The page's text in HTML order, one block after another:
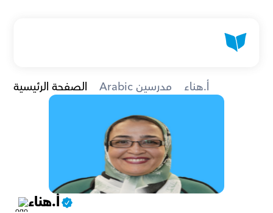
الصفحة الرئيسية Arabic مدرسين أ.هناء
أ.هناء